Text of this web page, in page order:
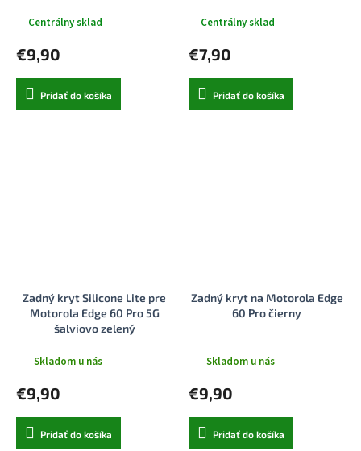
Centrálny sklad
€9,90
Pridať do košíka
Centrálny sklad
€7,90
Pridať do košíka
Zadný kryt Silicone Lite pre
Motorola Edge 60 Pro 5G
šalviovo zelený
Skladom u nás
€9,90
Pridať do košíka
Zadný kryt na Motorola Edge
60 Pro čierny
Skladom u nás
€9,90
Pridať do košíka